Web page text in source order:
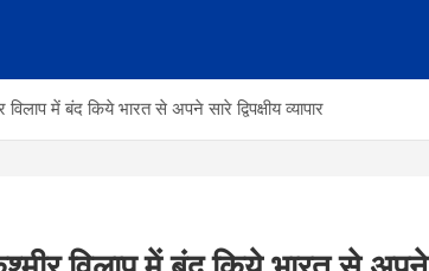
में बंद किये भारत से अपने सारे द्विपक्षीय व्यापार